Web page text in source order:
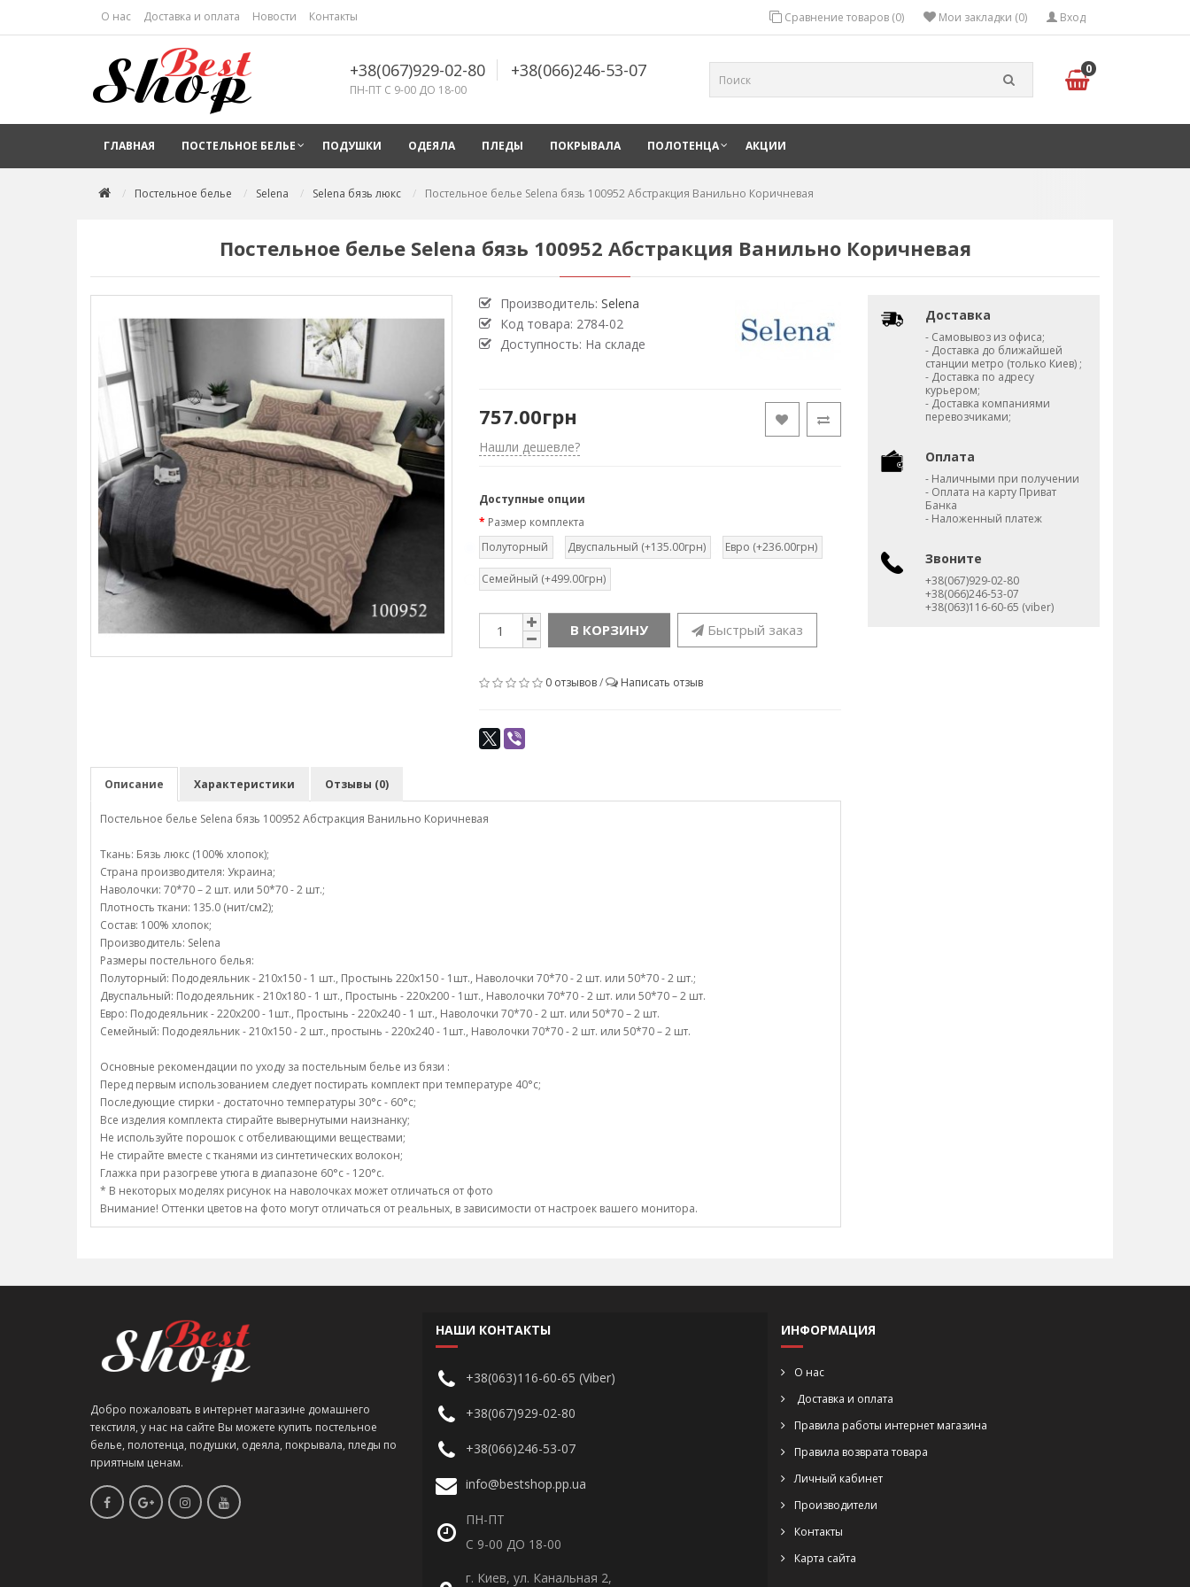
О нас Доставка и оплата Новости Контакты Вход
Мои закладки (0)
Сравнение товаров (0)
+38(067)929-02-80 +38(066)246-53-07
ПН-ПТ С 9-00 ДО 18-00
0
ГЛАВНАЯ ПОСТЕЛЬНОЕ БЕЛЬЕ ПОДУШКИ ОДЕЯЛА ПЛЕДЫ ПОКРЫВАЛА ПОЛОТЕНЦА АКЦИИ
Постельное белье Selena Selena бязь люкс Постельное белье Selena бязь 100952 Абстракция Ванильно Коричневая
Постельное белье Selena бязь 100952 Абстракция Ванильно Коричневая
Производитель: Selena
Код товара: 2784-02
Доступность: На складе
757.00грн
Нашли дешевле?
Доступные опции
Размер комплекта
Полуторный
Двуспальный (+135.00грн) Евро (+236.00грн)
Семейный (+499.00грн)
В КОРЗИНУ Быстрый заказ
0 отзывов/ Написать отзыв
Описание Характеристики Отзывы (0)
Постельное белье Selena бязь 100952 Абстракция Ванильно Коричневая
Ткань: Бязь люкс (100% хлопок);
Страна производителя: Украина;
Наволочки: 70*70 – 2 шт. или 50*70 - 2 шт.;
Плотность ткани: 135.0 (нит/см2);
Состав: 100% хлопок;
Производитель: Selena
Размеры постельного белья:
Полуторный: Пододеяльник - 210х150 - 1 шт., Простынь 220х150 - 1шт., Наволочки 70*70 - 2 шт. или 50*70 - 2 шт.;
Двуспальный: Пододеяльник - 210х180 - 1 шт., Простынь - 220х200 - 1шт., Наволочки 70*70 - 2 шт. или 50*70 – 2 шт.
Евро: Пододеяльник - 220х200 - 1шт., Простынь - 220х240 - 1 шт., Наволочки 70*70 - 2 шт. или 50*70 – 2 шт.
Семейный: Пододеяльник - 210х150 - 2 шт., простынь - 220х240 - 1шт., Наволочки 70*70 - 2 шт. или 50*70 – 2 шт.
Основные рекомендации по уходу за постельным белье из бязи :
Перед первым использованием следует постирать комплект при температуре 40°c;
Последующие стирки - достаточно температуры 30°c - 60°c;
Все изделия комплекта стирайте вывернутыми наизнанку;
Не используйте порошок с отбеливающими веществами;
Не стирайте вместе с тканями из синтетических волокон;
Глажка при разогреве утюга в диапазоне 60°c - 120°c.
* В некоторых моделях рисунок на наволочках может отличаться от фото
Внимание! Оттенки цветов на фото могут отличаться от реальных, в зависимости от настроек вашего монитора.
Доставка
- Самовывоз из офиса;
- Доставка до ближайшей
станции метро (только Киев) ;
- Доставка по адресу
курьером;
- Доставка компаниями
перевозчиками;
Оплата
- Наличными при получении
- Оплата на карту Приват
Банка
- Наложенный платеж
Звоните
+38(067)929-02-80
+38(066)246-53-07
+38(063)116-60-65 (viber)
Добро пожаловать в интернет магазине домашнего
текстиля, у нас на сайте Вы можете купить постельное
белье, полотенца, подушки, одеяла, покрывала, пледы по
приятным ценам.
НАШИ КОНТАКТЫ
+38(063)116-60-65 (Viber)
+38(067)929-02-80
+38(066)246-53-07
info@bestshop.pp.ua
ПН-ПТ
С 9-00 ДО 18-00
г. Киев, ул. Канальная 2,
ИНФОРМАЦИЯ
О нас
Доставка и оплата
Правила работы интернет магазина
Правила возврата товара
Личный кабинет
Производители
Контакты
Карта сайта